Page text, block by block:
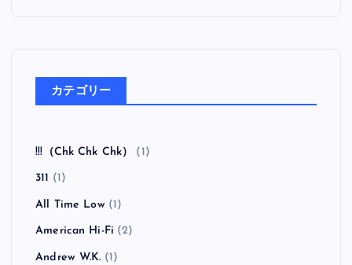
カテゴリー
!!!（Chk Chk Chk） (1)
311 (1)
All Time Low(1)
American Hi-Fi (2)
Andrew W.K. (1)